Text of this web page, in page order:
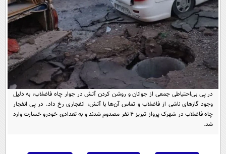
یک برش دانایی
محیط زیست
سفر و تفریح
علم و دانش
فناوری و It
علمی
اخبار کریپتو
قرآن
گوناگون
سرگرمی
باشگاه مغز
مجله تصویری سلاح
فیلم
اقتصاد
ورزش
عصر ایران 2
خواندنی ها و دیدنی ها
داستان کوتاه
آموزش زبان
در پی بی‌احتیاطی جمعی از جوانان و روشن کردن آتش در جوار چاه فاضلاب، به دلیل
وجود گاز‌های ناشی از فاضلاب و تماس آن‌ها با آتش، انفجاری رخ داد. در پی انفجار
چاه فاضلاب در شهرک پرواز تبریز ۴ نفر مصدوم شدند و به تعدادی خودرو خسارت وارد
شد.